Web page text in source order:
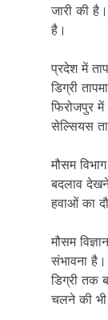
जारी की
है।
प्रदेश में
डिग्री
फिरोजपुर
सेल्सियस
मौसम
बदलाव
हवाओं का
मौसम
संभावना
डिग्री तक
चलने की भी